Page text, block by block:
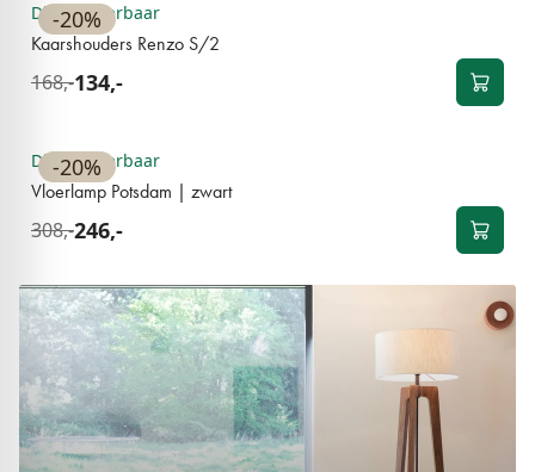
-20%
Direct leverbaar
Kaarshouders Renzo S/2
168,-134,-
-20%
Direct leverbaar
Vloerlamp Potsdam | zwart
308,-246,-